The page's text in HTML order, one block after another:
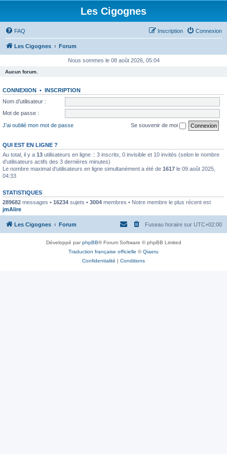
Les Cigognes
FAQ Connexion
Inscription
Les Cigognes Forum
Nous sommes le 08 août 2026, 05:04
Aucun forum.
CONNEXION • INSCRIPTION
Nom d’utilisateur :
Mot de passe :
J’ai oublié mon mot de passe
Se souvenir de moi
QUI EST EN LIGNE ?
Au total, il y a 13 utilisateurs en ligne :: 3 inscrits, 0 invisible et 10 invités (selon le nombre
d’utilisateurs actifs des 3 dernières minutes)
Le nombre maximal d’utilisateurs en ligne simultanément a été de 1617 le 09 août 2025,
04:33
STATISTIQUES
289682 messages • 16234 sujets • 3004 membres • Notre membre le plus récent est
jmAlire
Les Cigognes Forum Fuseau horaire sur UTC+02:00
Développé parphpBB® Forum Software © phpBB Limited
Traduction française officielle ©Qiaeru
Confidentialité | Conditions